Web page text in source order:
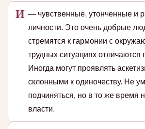
И — чувственные, утонченные и
личности. Это очень добрые
стремятся к гармонии с
трудных ситуациях отличаются
Иногда могут проявлять
склонными к одиночеству. Не
подчиняться, но в то же время
власти.